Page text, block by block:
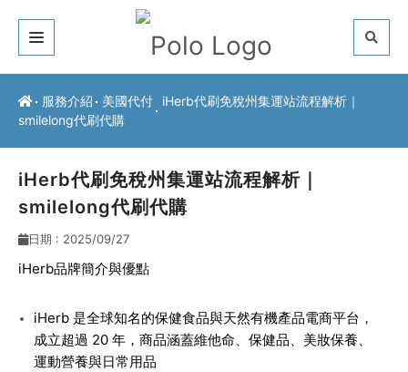
關於我們
服務介紹
常見問題
最新公告
服務介紹 美國代付
iHerb代刷免稅州集運站流程解析｜
smilelong代刷代購
iHerb代刷免稅州集運站流程解析｜
smilelong代刷代購
日期 : 2025/09/27
iHerb品牌簡介與優點
iHerb 是全球知名的保健食品與天然有機產品電商平台，
成立超過 20 年，商品涵蓋維他命、保健品、美妝保養、
運動營養與日常用品